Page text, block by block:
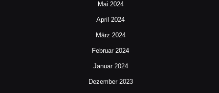
Mai 2024
April 2024
März 2024
Februar 2024
Januar 2024
Dezember 2023